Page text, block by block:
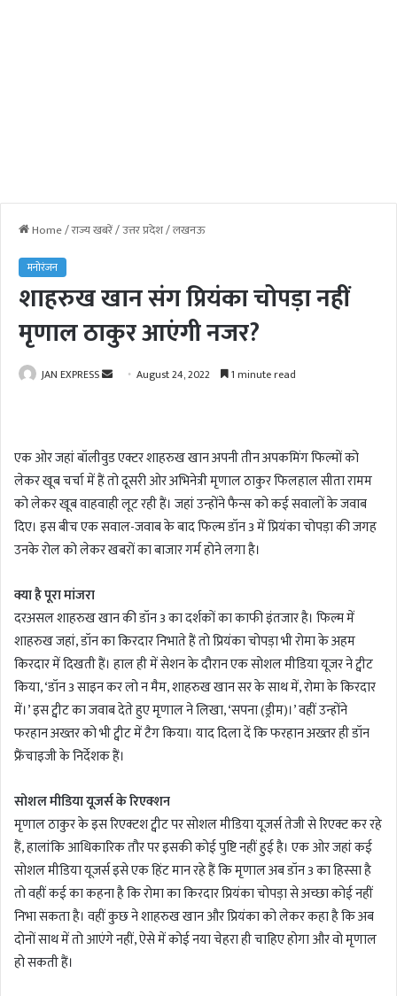
Home/राज्य खबरें/उत्तर प्रदेश/लखनऊ
मनोरंजन
शाहरुख खान संग प्रियंका चोपड़ा नहीं
मृणाल ठाकुर आएंगी नजर?
JAN EXPRESS
a
n
e
m
a
August 24, 2022 1 minute read
एक ओर जहां बॉलीवुड एक्टर शाहरुख खान अपनी तीन अपकमिंग फिल्मों को
लेकर खूब चर्चा में हैं तो दूसरी ओर अभिनेत्री मृणाल ठाकुर फिलहाल सीता रामम
को लेकर खूब वाहवाही लूट रही हैं। जहां उन्होंने फैन्स को कई सवालों के जवाब
दिए। इस बीच एक सवाल-जवाब के बाद फिल्म डॉन 3 में प्रियंका चोपड़ा की जगह
उनके रोल को लेकर खबरों का बाजार गर्म होने लगा है।
क्या है पूरा मांजरा
दरअसल शाहरुख खान की डॉन 3 का दर्शकों का काफी इंतजार है। फिल्म में
शाहरुख जहां, डॉन का किरदार निभाते हैं तो प्रियंका चोपड़ा भी रोमा के अहम
किरदार में दिखती हैं। हाल ही में सेशन के दौरान एक सोशल मीडिया यूजर ने ट्वीट
किया, ‘डॉन 3 साइन कर लो न मैम, शाहरुख खान सर के साथ में, रोमा के किरदार
में।’ इस ट्वीट का जवाब देते हुए मृणाल ने लिखा, ‘सपना (ड्रीम)।’ वहीं उन्होंने
फरहान अख्तर को भी ट्वीट में टैग किया। याद दिला दें कि फरहान अख्तर ही डॉन
फ्रैंचाइजी के निर्देशक हैं।
सोशल मीडिया यूजर्स के रिएक्शन
मृणाल ठाकुर के इस रिएक्टश ट्वीट पर सोशल मीडिया यूजर्स तेजी से रिएक्ट कर रहे
हैं, हालांकि आधिकारिक तौर पर इसकी कोई पुष्टि नहीं हुई है। एक ओर जहां कई
सोशल मीडिया यूजर्स इसे एक हिंट मान रहे हैं कि मृणाल अब डॉन 3 का हिस्सा है
तो वहीं कई का कहना है कि रोमा का किरदार प्रियंका चोपड़ा से अच्छा कोई नहीं
निभा सकता है। वहीं कुछ ने शाहरुख खान और प्रियंका को लेकर कहा है कि अब
दोनों साथ में तो आएंगे नहीं, ऐसे में कोई नया चेहरा ही चाहिए होगा और वो मृणाल
हो सकती हैं।